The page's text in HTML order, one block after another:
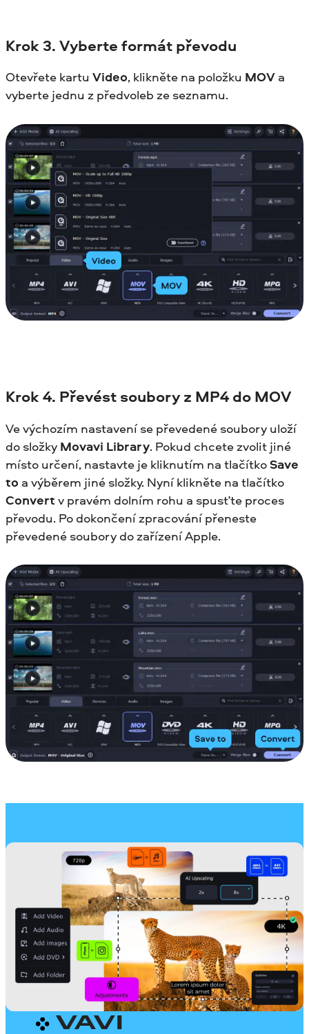
Krok 3. Vyberte formát převodu
Otevřete kartu Video, klikněte na položku MOV a
vyberte jednu z předvoleb ze seznamu.
Krok 4. Převést soubory z MP4 do MOV
Ve výchozím nastavení se převedené soubory uloží
do složky Movavi Library. Pokud chcete zvolit jiné
místo určení, nastavte je kliknutím na tlačítkoSave
to a výběrem jiné složky. Nyní klikněte na tlačítko
Convert v pravém dolním rohu a spusťte proces
převodu. Po dokončení zpracování přeneste
převedené soubory do zařízení Apple.
MOVAVI